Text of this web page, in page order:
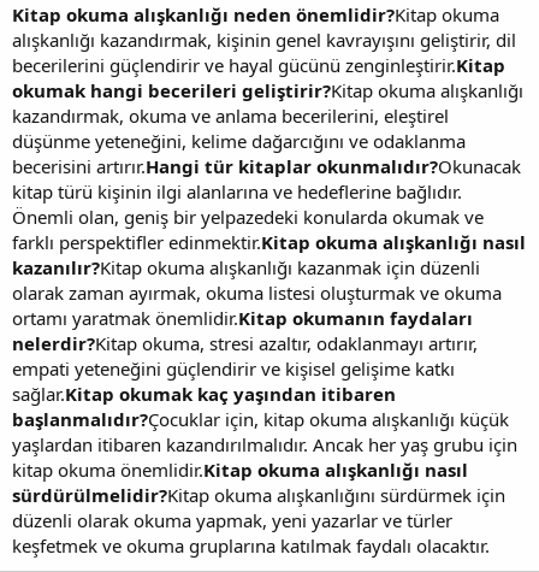
Kitap okuma alışkanlığı neden önemlidir?Kitap okuma
alışkanlığı kazandırmak, kişinin genel kavrayışını geliştirir, dil
becerilerini güçlendirir ve hayal gücünü zenginleştirir.Kitap
okumak hangi becerileri geliştirir?Kitap okuma alışkanlığı
kazandırmak, okuma ve anlama becerilerini, eleştirel
düşünme yeteneğini, kelime dağarcığını ve odaklanma
becerisini artırır.Hangi tür kitaplar okunmalıdır?Okunacak
kitap türü kişinin ilgi alanlarına ve hedeflerine bağlıdır.
Önemli olan, geniş bir yelpazedeki konularda okumak ve
farklı perspektifler edinmektir.Kitap okuma alışkanlığı nasıl
kazanılır?Kitap okuma alışkanlığı kazanmak için düzenli
olarak zaman ayırmak, okuma listesi oluşturmak ve okuma
ortamı yaratmak önemlidir.Kitap okumanın faydaları
nelerdir?Kitap okuma, stresi azaltır, odaklanmayı artırır,
empati yeteneğini güçlendirir ve kişisel gelişime katkı
sağlar.Kitap okumak kaç yaşından itibaren
başlanmalıdır?Çocuklar için, kitap okuma alışkanlığı küçük
yaşlardan itibaren kazandırılmalıdır. Ancak her yaş grubu için
kitap okuma önemlidir.Kitap okuma alışkanlığı nasıl
sürdürülmelidir?Kitap okuma alışkanlığını sürdürmek için
düzenli olarak okuma yapmak, yeni yazarlar ve türler
keşfetmek ve okuma gruplarına katılmak faydalı olacaktır.